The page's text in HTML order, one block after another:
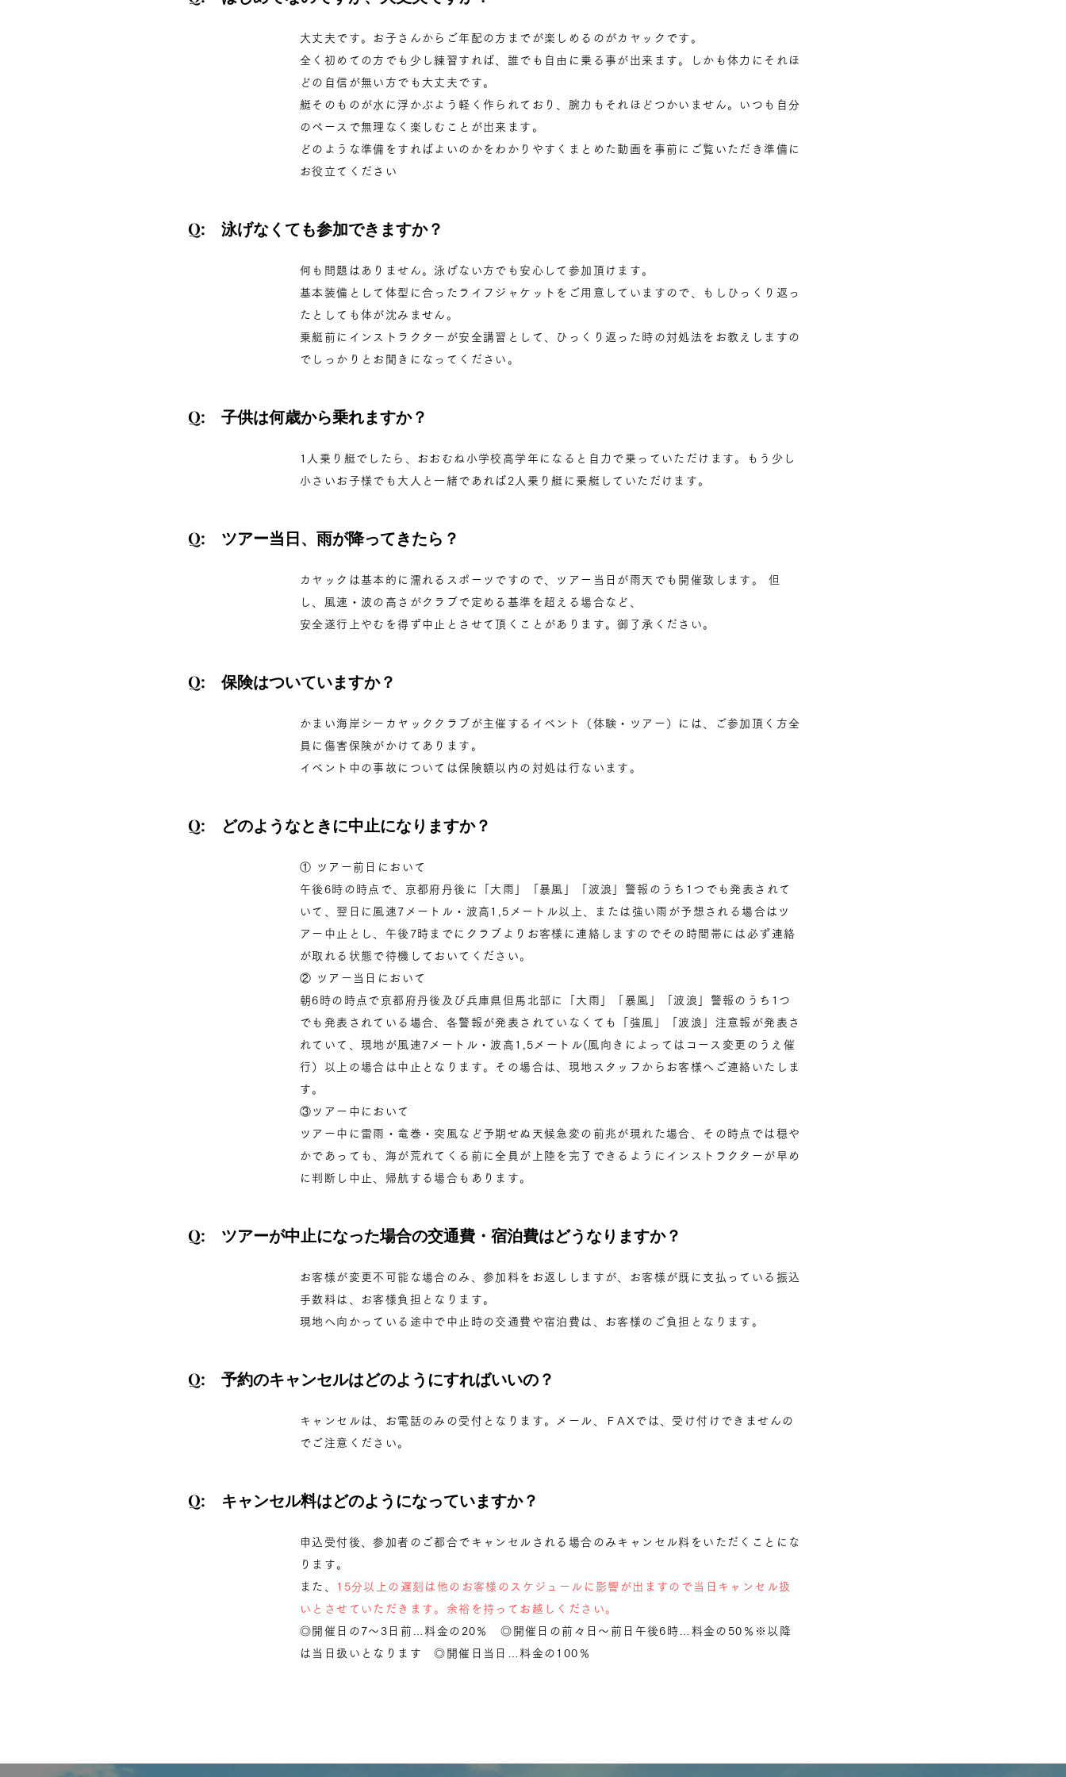
大丈夫です。お子さんからご年配の方までが楽しめるのがカヤックです。
全く初めての方でも少し練習すれば、誰でも自由に乗る事が出来ます。しかも体力にそれほ
どの自信が無い方でも大丈夫です。
艇そのものが水に浮かぶよう軽く作られており、腕力もそれほどつかいません。いつも自分
のペースで無理なく楽しむことが出来ます。
どのような準備をすればよいのかをわかりやすくまとめた動画を事前にご覧いただき準備に
お役立てください
Q: 泳げなくても参加できますか？
何も問題はありません。泳げない方でも安心して参加頂けます。
基本装備として体型に合ったライフジャケットをご用意していますので、もしひっくり返っ
たとしても体が沈みません。
乗艇前にインストラクターが安全講習として、ひっくり返った時の対処法をお教えしますの
でしっかりとお聞きになってください。
Q: 子供は何歳から乗れますか？
1人乗り艇でしたら、おおむね小学校高学年になると自力で乗っていただけます。もう少し
小さいお子様でも大人と一緒であれば2人乗り艇に乗艇していただけます。
Q: ツアー当日、雨が降ってきたら？
カヤックは基本的に濡れるスポーツですので、ツアー当日が雨天でも開催致します。 但
し、風速・波の高さがクラブで定める基準を超える場合など、
安全遂行上やむを得ず中止とさせて頂くことがあります。御了承ください。
Q: 保険はついていますか？
かまい海岸シーカヤッククラブが主催するイベント（体験・ツアー）には、ご参加頂く方全
員に傷害保険がかけてあります。
イベント中の事故については保険額以内の対処は行ないます。
Q: どのようなときに中止になりますか？
① ツアー前日において
午後6時の時点で、京都府丹後に「大雨」「暴風」「波浪」警報のうち1つでも発表されて
いて、翌日に風速7メートル・波高1,5メートル以上、または強い雨が予想される場合はツ
アー中止とし、午後7時までにクラブよりお客様に連絡しますのでその時間帯には必ず連絡
が取れる状態で待機しておいてください。
② ツアー当日において
朝6時の時点で京都府丹後及び兵庫県但馬北部に「大雨」「暴風」「波浪」警報のうち1つ
でも発表されている場合、各警報が発表されていなくても「強風」「波浪」注意報が発表さ
れていて、現地が風速7メートル・波高1,5メートル(風向きによってはコース変更のうえ催
行）以上の場合は中止となります。その場合は、現地スタッフからお客様へご連絡いたしま
す。
③ツアー中において
ツアー中に雷雨・竜巻・突風など予期せぬ天候急変の前兆が現れた場合、その時点では穏や
かであっても、海が荒れてくる前に全員が上陸を完了できるようにインストラクターが早め
に判断し中止、帰航する場合もあります。
Q: ツアーが中止になった場合の交通費・宿泊費はどうなりますか？
お客様が変更不可能な場合のみ、参加料をお返ししますが、お客様が既に支払っている振込
手数料は、お客様負担となります。
現地へ向かっている途中で中止時の交通費や宿泊費は、お客様のご負担となります。
Q: 予約のキャンセルはどのようにすればいいの？
キャンセルは、お電話のみの受付となります。メール、ＦAXでは、受け付けできませんの
でご注意ください。
Q: キャンセル料はどのようになっていますか？
申込受付後、参加者のご都合でキャンセルされる場合のみキャンセル料をいただくことにな
ります。
また、
15分以上の遅刻は他のお客様のスケジュールに影響が出ますので当日キャンセル扱
いとさせていただきます。余裕を持ってお越しください。
◎開催日の7〜3日前…料金の20％ ◎開催日の前々日〜前日午後6時…料金の50％※以降
は当日扱いとなります ◎開催日当日…料金の100％